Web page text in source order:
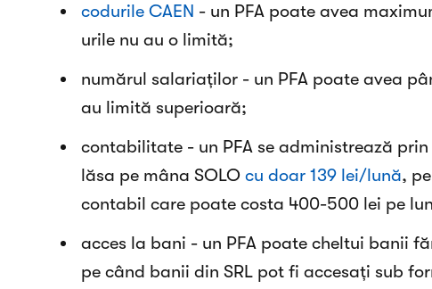
codurile CAEN - un PFA poate avea
urile nu au o limită;
numărul salariaților - un PFA poate avea
au limită superioară;
contabilitate - un PFA se administrează
lăsa pe mâna SOLO cu doar 139 lei/lună,
contabil care poate costa 400-500 lei pe
acces la bani - un PFA poate cheltui banii
pe când banii din SRL pot fi accesați sub